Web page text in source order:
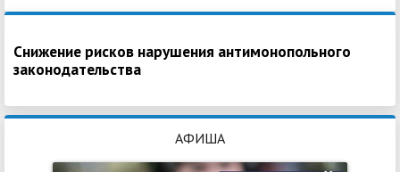
Снижение рисков нарушения антимонопольного
законодательства
АФИША